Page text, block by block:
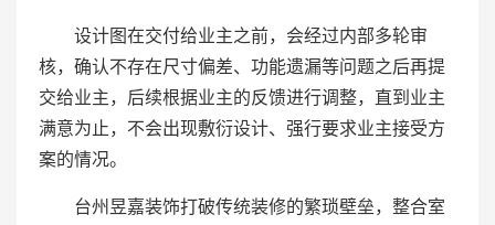
设计图在交付给业主之前，会经过内部多轮审
核，确认不存在尺寸偏差、功能遗漏等问题之后再提
交给业主，后续根据业主的反馈进行调整，直到业主
满意为止，不会出现敷衍设计、强行要求业主接受方
案的情况。
台州昱嘉装饰打破传统装修的繁琐壁垒，整合室